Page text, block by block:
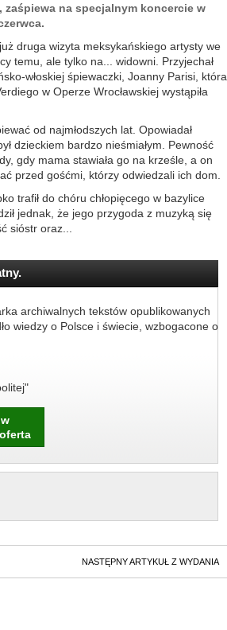
na specjalnym koncercie w
druga wizyta meksykańskiego artysty we
temu, ale tylko na... widowni. Przyjechał
włoskiej śpiewaczki, Joanny Parisi, która
w Operze Wrocławskiej wystąpiła
od najmłodszych lat. Opowiadał
dzieckiem bardzo nieśmiałym. Pewność
gdy mama stawiała go na krześle, a on
przed gośćmi, którzy odwiedzali ich dom.
trafił do chóru chłopięcego w bazylice
jednak, że jego przygoda z muzyką się
sióstr oraz...
archiwalnych tekstów opublikowanych
wiedzy o Polsce i świecie, wzbogacone o
NASTĘPNY ARTYKUŁ Z WYDANIA